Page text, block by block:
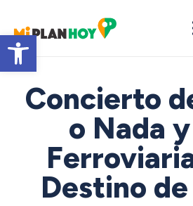
Abrir barra de herramientas
Concierto
o Nada
Destino